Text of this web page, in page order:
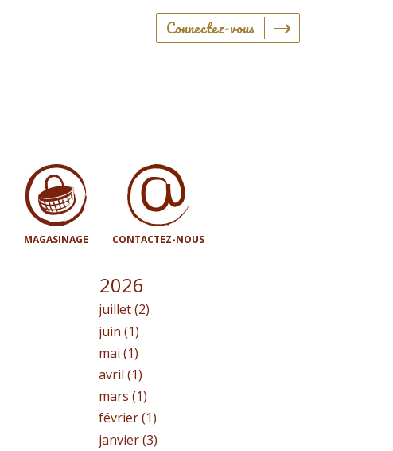
Connectez-vous
MAGASINAGE CONTACTEZ-NOUS
2026
juillet (2)
juin (1)
mai (1)
avril (1)
mars (1)
février (1)
janvier (3)